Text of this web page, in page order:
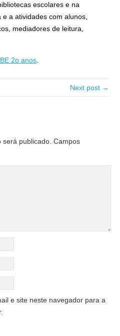
escolares e na
a atividades com alunos,
mediadores de leitura,
2o anos
Next post →
publicado. Campos
e site neste navegador para a